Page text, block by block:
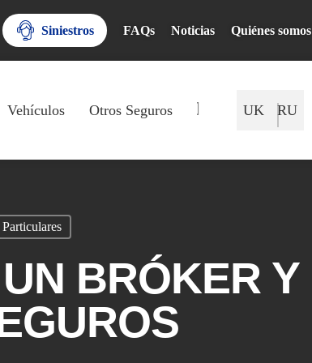
Siniestros FAQs Noticias Quiénes somos
Vehículos Otros Seguros Mapa del Sitio
UK RU
Particulares
BRÓKER Y